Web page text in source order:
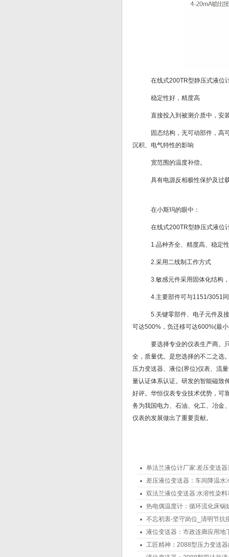
在线式200TR型静压式液位
稳定性好，精度高
直接投入到被测介质中，安
固态结构，无可动部件，高
沉积、电气特性的影响
宽范围的温度补偿。
具有电源反相极性保护及过
在小斯玛的眼中：
在线式200TR型静压式液位
1.品种齐全、精度高、稳定
2.采用二线制工作方式
3.敏感元件采用固体化结构
4.主要部件可与1151/3051
5.关键零部件、电子元件及
可达500%，负迁移可达600%(最
要选择专业的仪表生产商。
全，质量优。是您选择的不二之选
压力变送器、液位(界位)仪表、流
量认证体系认证。研发的智能磁致
好评。华恒仪表专业技术优势，可
务为我国电力、石油、化工、冶金
仪表的发展做出了重要贡献。
单法兰液位计厂家:差压变送
差压液位变送器：车间降温水
双法兰液位变送器:水溶性染
热电偶温度计：循环流化床
不忘初衷-坚守岗位_清明节抗
液位变送器：市政连廊应用地
工匠精神：2088型压力变送